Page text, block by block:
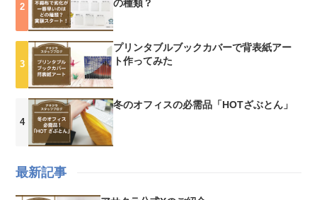
の種類？
プリンタブルブックカバーで背表紙アー
ト作ってみた
冬のオフィスの必需品「HOTざぶとん」
最新記事